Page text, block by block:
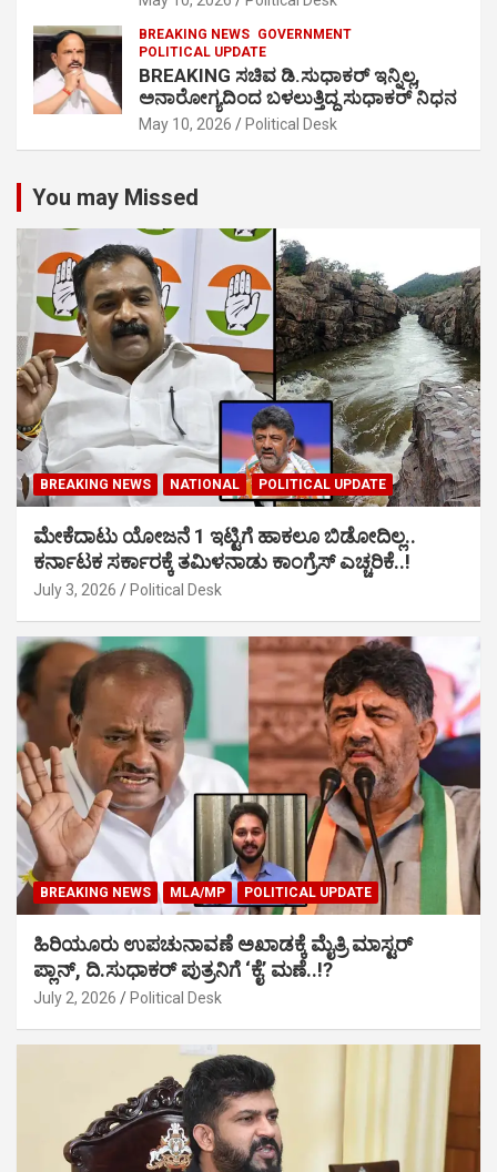
BREAKING NEWS GOVERNMENT
POLITICAL UPDATE
BREAKING ಸಚಿವ ಡಿ.ಸುಧಾಕರ್ ಇನ್ನಿಲ್ಲ,
ಅನಾರೋಗ್ಯದಿಂದ ಬಳಲುತ್ತಿದ್ದ ಸುಧಾಕರ್ ನಿಧನ
May 10, 2026 Political Desk
You may Missed
BREAKING NEWS NATIONAL POLITICAL UPDATE
ಮೇಕೆದಾಟು ಯೋಜನೆ 1 ಇಟ್ಟಿಗೆ ಹಾಕಲೂ ಬಿಡೋದಿಲ್ಲ..
ಕರ್ನಾಟಕ ಸರ್ಕಾರಕ್ಕೆ ತಮಿಳನಾಡು ಕಾಂಗ್ರೆಸ್ ಎಚ್ಚರಿಕೆ..!
July 3, 2026 Political Desk
BREAKING NEWS MLA/MP POLITICAL UPDATE
ಹಿರಿಯೂರು ಉಪಚುನಾವಣೆ ಅಖಾಡಕ್ಕೆ ಮೈತ್ರಿ ಮಾಸ್ಟರ್
ಪ್ಲಾನ್, ದಿ.ಸುಧಾಕರ್ ಪುತ್ರನಿಗೆ ‘ಕೈ’ ಮಣೆ..!?
July 2, 2026 Political Desk